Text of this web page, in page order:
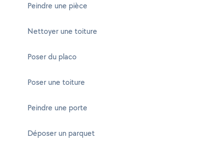
Peindre une pièce
Nettoyer une toiture
Poser du placo
Poser une toiture
Peindre une porte
Déposer un parquet